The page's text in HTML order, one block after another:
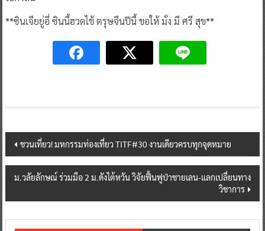
**ซินเจียยู่อี่ ซินนี้ฮวดไช้ ตรุษจีนปีนี้ ขอให้ มั่ง มี ศรี สุข**
Post
navigation
ชวนเที่ยว! มหกรรมท่องเที่ยว TITF#30 งานเดียวครบทุกจุดหมาย
ม.วลัยลักษณ์ ร่วมมือ 2 ม.ดังไต้หวัน วิจัยฟื้นฟูป่าชายเลน-แลกเปลี่ยนทาง
วิชาการ